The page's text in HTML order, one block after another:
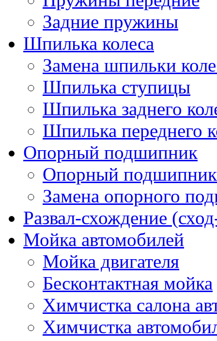
Задние пружины
Шпилька колеса
Замена шпильки
Шпилька ступицы
Шпилька заднего
Шпилька переднего
Опорный подшипник
Опорный подшипник
Замена опорного
Развал-схождение
Мойка автомобилей
Мойка двигателя
Бесконтактная мойка
Химчистка салона
Химчистка